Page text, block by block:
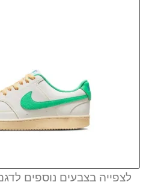
לצפייה בצבעים נוספים